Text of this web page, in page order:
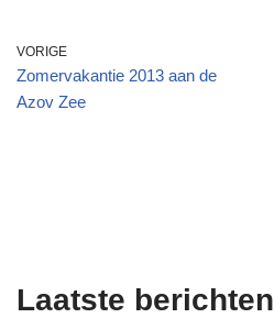
VORIGE
Zomervakantie 2013 aan de
Azov Zee
Laatste berichten